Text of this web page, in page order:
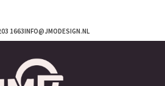
INFO@JMODESIGN.NL
1663